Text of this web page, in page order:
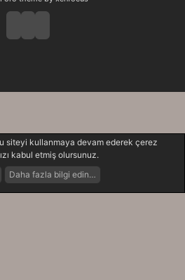
Giriş Yap
siteyi kullanmaya devam ederek çerez
kabul etmiş olursunuz.
Daha fazla bilgi edin…